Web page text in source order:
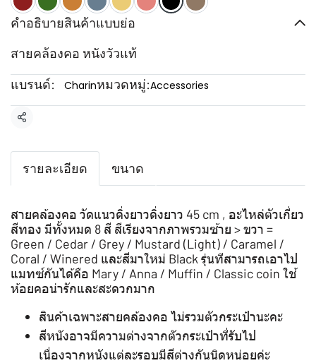
คำอธิบายสินค้าแบบย่อ
สายคล้องคอ หนังวัวแท้
แบรนด์:
Charinหมวดหมู่:Accessories
แชร์
รายละเอียด ขนาด
สายคล้องคอ วัดแนวดิ่งยาวดิ่งยาว 45 cm , อะไหล่ตัวเกี่ยว
สีทอง มีทั้งหมด 8 สี สีเรียงจากภาพรวมซ้าย > ขวา =
Green / Cedar / Grey / Mustard (Light) / Caramel /
Coral / Winered และสีมาใหม่ Black รุ่นทีสามารถเอาไป
แมทซ์กันได้คือ Mary / Anna / Muffin / Classic coin ใช้
ห้อยคอน่ารักและสะดวกมาก
สินค้าเฉพาะสายคล้องคอ ไม่รวมตัวกระเป๋านะคะ
สีหนังอาจมีความต่างจากตัวกระเป๋าที่รับไป
เนื่องจากหนังแต่ละรอบมีสีต่างกันนิดหน่อยค่ะ